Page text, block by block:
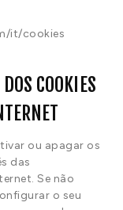
it/cookies
COOKIES
ou apagar os
das
Se não
o seu